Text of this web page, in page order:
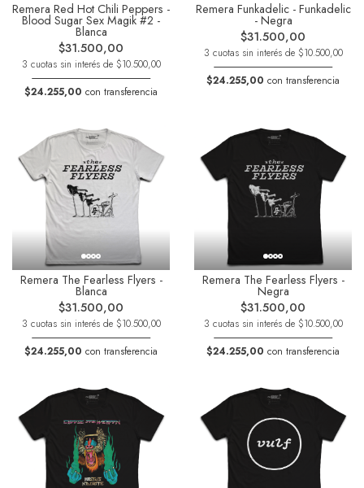
Remera Red Hot Chili Peppers -
Blood Sugar Sex Magik #2 -
Blanca
$31.500,00
3 cuotas sin interés de $10.500,00
$24.255,00 con transferencia
Remera Funkadelic - Funkadelic
- Negra
$31.500,00
3 cuotas sin interés de $10.500,00
$24.255,00 con transferencia
Remera The Fearless Flyers -
Blanca
$31.500,00
3 cuotas sin interés de $10.500,00
$24.255,00 con transferencia
Remera The Fearless Flyers -
Negra
$31.500,00
3 cuotas sin interés de $10.500,00
$24.255,00 con transferencia